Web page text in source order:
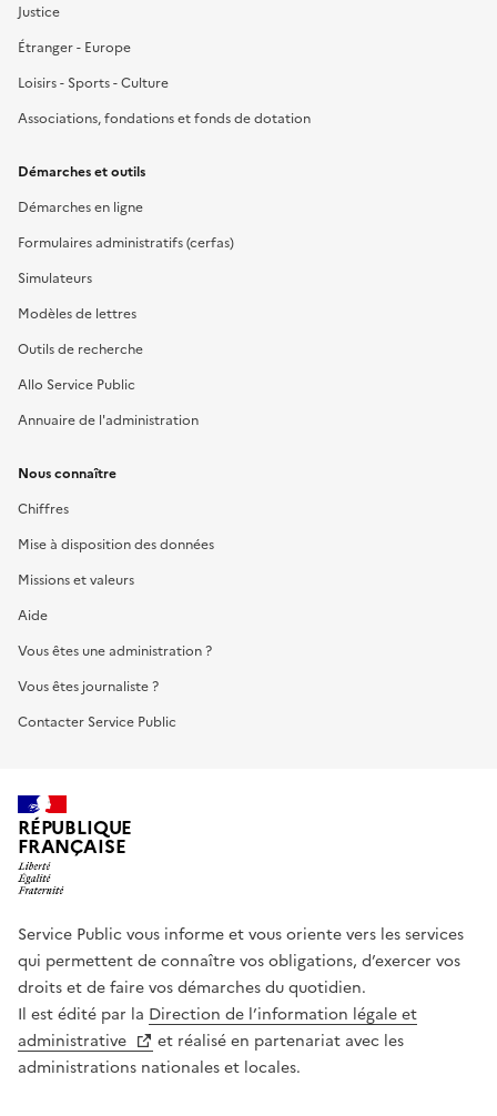
Justice
Étranger - Europe
Loisirs - Sports - Culture
Associations, fondations et fonds de dotation
Démarches et outils
Démarches en ligne
Formulaires administratifs (cerfas)
Simulateurs
Modèles de lettres
Outils de recherche
Allo Service Public
Annuaire de l'administration
Nous connaître
Chiffres
Mise à disposition des données
Missions et valeurs
Aide
Vous êtes une administration ?
Vous êtes journaliste ?
Contacter Service Public
RÉPUBLIQUE
FRANÇAISE
Service Public vous informe et vous oriente vers les services
qui permettent de connaître vos obligations, d’exercer vos
droits et de faire vos démarches du quotidien.
Il est édité par la Direction de l’information légale et
administrative
et réalisé en partenariat avec les
administrations nationales et locales.